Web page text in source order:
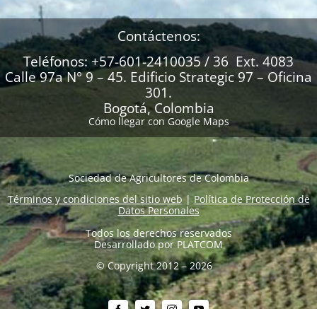
Contáctenos:
Teléfonos: +57-601-2410035 / 36 Ext. 4083
Calle 97a N° 9 – 45. Edificio Strategic 97 – Oficina
301.
Bogotá, Colombia
Cómo llegar con Google Maps
Sociedad de Agricultores de Colombia
Términos y condiciones del sitio web|Política de Protección de
Datos Personales
Todos los derechos reservados
Desarrollado por PLATCOM
© Copyright 2012 – 2026